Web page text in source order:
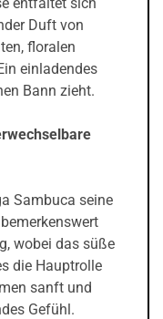
Duft von
floralen
einladendes
Bann zieht.
Sambuca seine
wobei das süße
die Hauptrolle
sanft und
Gefühl.